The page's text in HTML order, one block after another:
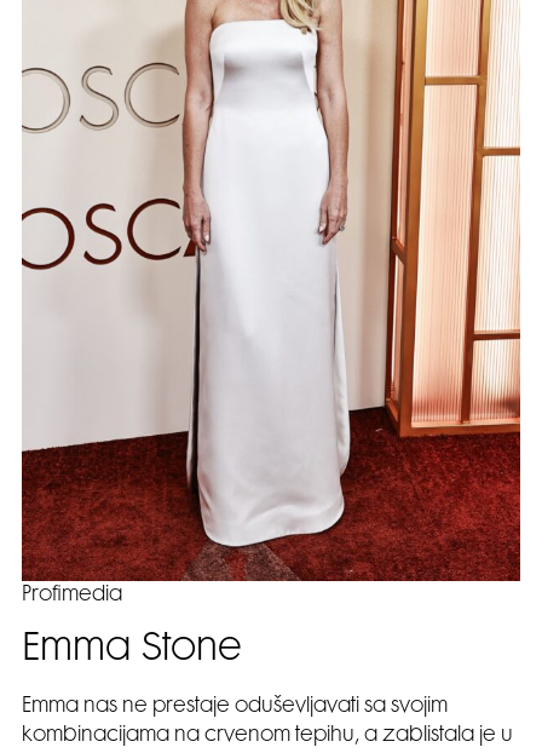
Profimedia
Emma Stone
Emma nas ne prestaje oduševljavati sa svojim
kombinacijama na crvenom tepihu, a zablistala je u